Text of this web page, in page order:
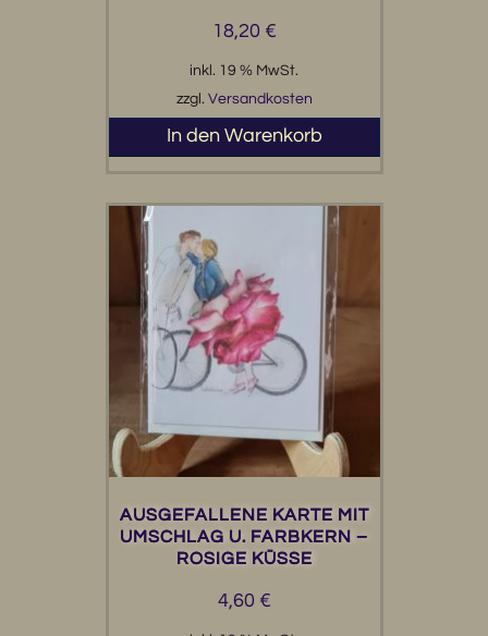
18,20 €
inkl. 19 % MwSt.
zzgl. Versandkosten
In den Warenkorb
AUSGEFALLENE KARTE MIT
UMSCHLAG U. FARBKERN –
ROSIGE KÜSSE
4,60 €